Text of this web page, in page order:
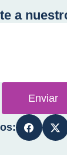
a
Enviar